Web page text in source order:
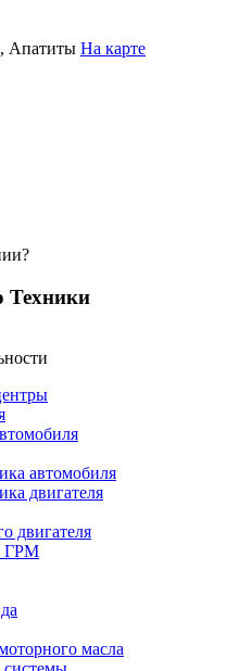
Апатиты На карте
Техники
автомобиля
двигателя
двигателя
ГРМ
масла